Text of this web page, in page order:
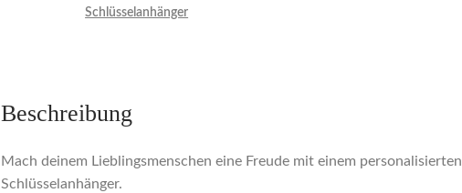
Schlüsselanhänger
Beschreibung
Mach deinem Lieblingsmenschen eine Freude mit einem personalisierten
Schlüsselanhänger.